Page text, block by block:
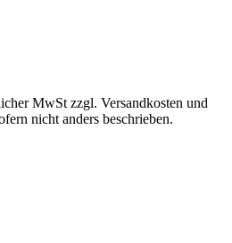
MwSt zzgl. Versandkosten und
nicht anders beschrieben.